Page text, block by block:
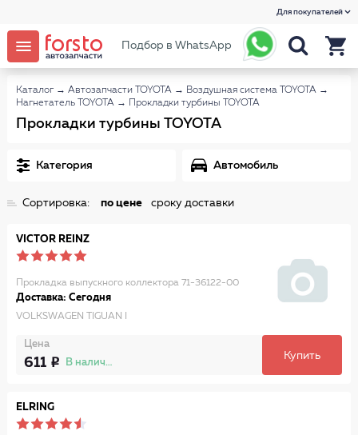
Для покупателей
Подбор в WhatsApp
Каталог → Автозапчасти TOYOTA → Воздушная система TOYOTA →
Нагнетатель TOYOTA → Прокладки турбины TOYOTA
Прокладки турбины TOYOTA
Категория Автомобиль
Сортировка: по цене сроку доставки
VICTOR REINZ
Прокладка выпускного коллектора 71-36122-00
Доставка: Сегодня
VOLKSWAGEN TIGUAN I
Цена
611 В наличии
Купить
ELRING